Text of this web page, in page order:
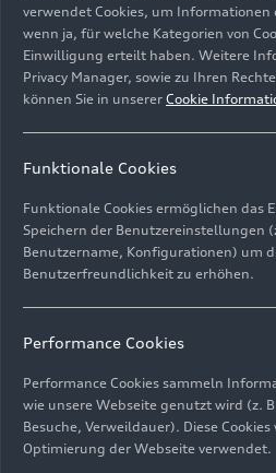
treiben die Digitalisierung
unserer Produkte
Finanzzahlen | Audi
verwendet Cookies, um
wenn ja, für welche Kategorien von
Einwilligung erteilt haben. Weitere
Privacy Manager, sowie zu Ihren
können Sie in unserer Cookie
Funktionale Cookies
Funktionale Cookies ermöglichen das
Speichern der Benutzereinstellungen
Benutzername, Konfigurationen) um
Benutzerfreundlichkeit zu erhöhen.
Performance Cookies
Performance Cookies sammeln
wie unsere Webseite genutzt wird (z.
Besuche, Verweildauer). Diese
Optimierung der Webseite verwendet.